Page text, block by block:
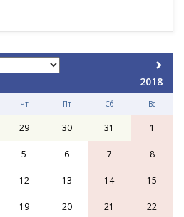
2018
Чт Пт Сб Вс
29 30 31 1
5 6 7 8
12 13 14 15
19 20 21 22